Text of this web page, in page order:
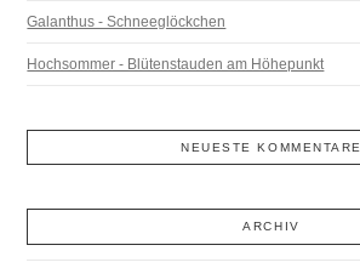
Galanthus - Schneeglöckchen
Hochsommer - Blütenstauden am Höhepunkt
NEUESTE KOMMENTARE
ARCHIV